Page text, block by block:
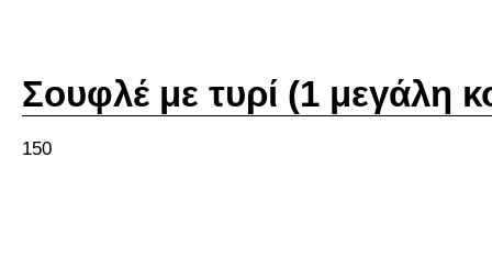
Σουφλέ με τυρί (1 μεγάλη
150